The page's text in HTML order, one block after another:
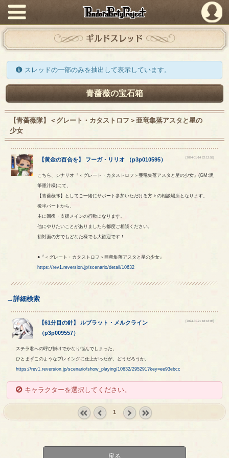
PandoraPartyProject
ギルドスレッド
スレッドの一部のみを抽出して表示しています。
青薔薇の宝石箱
【青薔薇隊】＜グレート・カタストロフ＞亜竜集落アスタと星の
少女
【黄金の百合を】 フーガ・ リリオ （p3p010595） [2024-01-14 22:12:53]
こちら、シナリオ『＜グレート・カタストロフ＞亜竜集落アスタと星の少女』(GM:黒
筆墨汁様)にて、
【青薔薇隊】としてご一緒にサポート参加いただける方々の相談場所となります。
後半パートから、
主に回復・支援メインの行動になります。
他にやりたいことがありましたら都度ご相談ください。
初対面の方でもどなた様でも大歓迎です！
●『＜グレート・カタストロフ＞亜竜集落アスタと星の少女』
https://rev1.reversion.jp/scenario/detail/10632
→詳細検索
【61分目の針】 ルブラット ・ メルクライン
（p3p009557）
[2024-01-21 18:18:05]
ステラ君への呼び掛けでかなり悩んでしまった。
ひとまずこのようなプレイングに仕上がったが、どうだろうか。
https://rev1.reversion.jp/scenario/show_playing/10632/295291?key=ee93ebcc
キャラクターを選択してください。
1
戻る